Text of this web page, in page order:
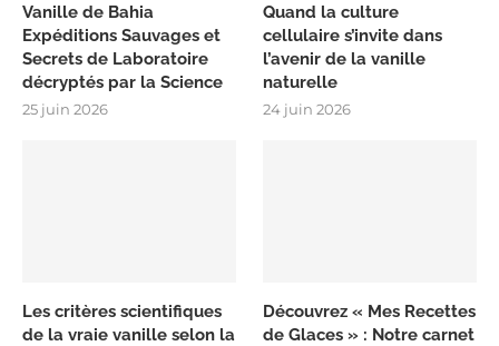
Vanille de Bahia
Expéditions Sauvages et
Secrets de Laboratoire
décryptés par la Science
25 juin 2026
Quand la culture
cellulaire s’invite dans
l’avenir de la vanille
naturelle
24 juin 2026
Les critères scientifiques
de la vraie vanille selon la
Découvrez « Mes Recettes
de Glaces » : Notre carnet